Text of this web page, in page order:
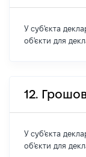
У суб'єкта
об'єкти для
12.
У суб'єкта
об'єкти для